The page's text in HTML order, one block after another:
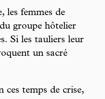
les femmes de
groupe hôtelier
Si les tauliers leur
un sacré
ces temps de crise,